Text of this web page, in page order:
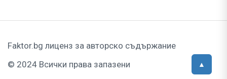
Faktor.bg лиценз за авторско съдържание
© 2024 Всички права запазени